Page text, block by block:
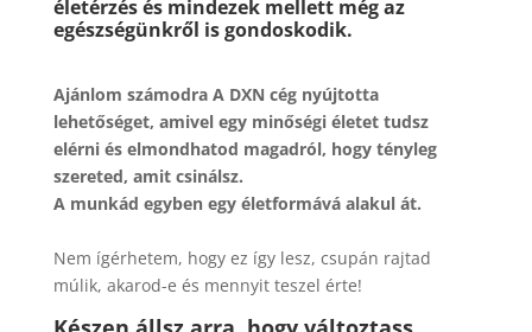
életérzés és mindezek mellett még az
egészségünkről is gondoskodik.
Ajánlom számodra A DXN cég nyújtotta
lehetőséget, amivel egy minőségi életet tudsz
elérni és elmondhatod magadról, hogy tényleg
szereted, amit csinálsz.
A munkád egyben egy életformává alakul át.
Nem ígérhetem, hogy ez így lesz, csupán rajtad
múlik, akarod-e és mennyit teszel érte!